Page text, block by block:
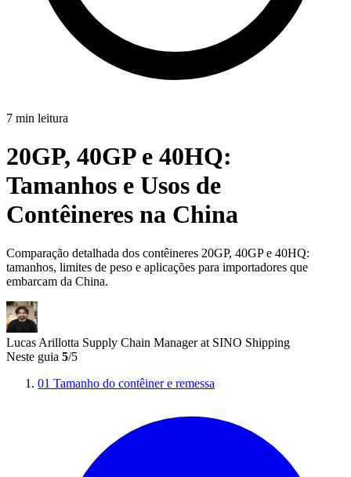
7 min leitura
20GP, 40GP e 40HQ:
Tamanhos e Usos de
Contêineres na China
Comparação detalhada dos contêineres 20GP, 40GP e 40HQ:
tamanhos, limites de peso e aplicações para importadores que
embarcam da China.
Lucas Arillotta Supply Chain Manager at SINO Shipping
Neste guia 5/5
01 Tamanho do contêiner e remessa